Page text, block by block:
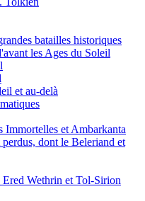
batailles historiques
les Ages du Soleil
et au-delà
Immortelles et Ambarkanta
dont le Beleriand et
Wethrin et Tol-Sirion